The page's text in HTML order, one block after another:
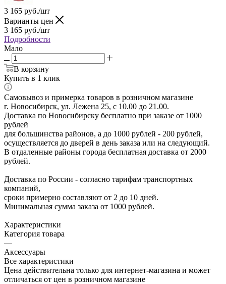
3 165 руб./шт
Варианты цен
3 165 руб./шт
Подробности
Мало
В корзину
Купить в 1 клик
Самовывоз и примерка товаров в розничном магазине
г. Новосибирск, ул. Лежена 25, с 10.00 до 21.00.
Доставка по Новосибирску бесплатно при заказе от 1000
рублей
для большинства районов, а до 1000 рублей - 200 рублей,
осуществляется до дверей в день заказа или на следующий.
В отдаленные районы города бесплатная доставка от 2000
рублей.
Доставка по России - согласно тарифам транспортных
компаний,
сроки примерно составляют от 2 до 10 дней.
Минимальная сумма заказа от 1000 рублей.
Характеристики
Категория товара
—
Аксессуары
Все характеристики
Цена действительна только для интернет-магазина и может
отличаться от цен в розничном магазине